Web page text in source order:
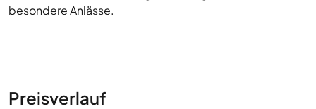
besondere Anlässe.
Preisverlauf